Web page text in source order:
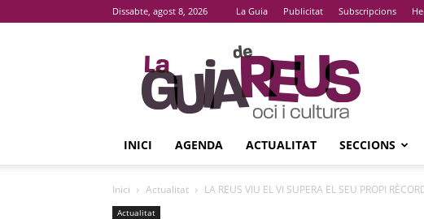
Dissabte, agost 8, 2026 La Guia Publicitat Subscripcions
La
Guia
De
Reus
INICI AGENDA ACTUALITAT SECCIONS
Inici Actualitat LA REUS VIU EL VI SUPERA EL SEU PROPI
Actualitat